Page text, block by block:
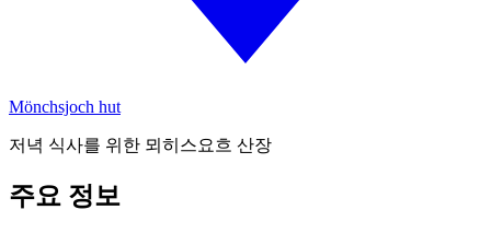
Mönchsjoch hut
저녁 식사를 위한 뫼히스요흐 산장
주요 정보